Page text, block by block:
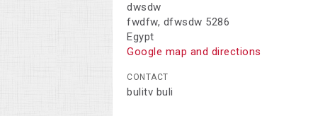
dwsdw
fwdfw, dfwsdw 5286
Egypt
Google map and directions
CONTACT
bulitv buli